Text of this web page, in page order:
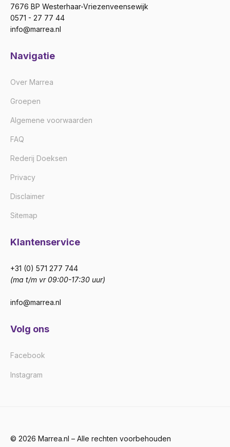
7676 BP Westerhaar-Vriezenveensewijk
0571 - 27 77 44
info@marrea.nl
Navigatie
Over Marrea
Groepen
Algemene voorwaarden
FAQ
Rederij Doeksen
Privacy
Disclaimer
Sitemap
Klantenservice
+31 (0) 571 277 744
(ma t/m vr 09:00-17:30 uur)
info@marrea.nl
Volg ons
Facebook
Instagram
© 2026 Marrea.nl – Alle rechten voorbehouden